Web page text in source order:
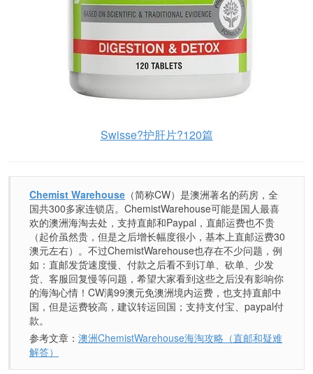
Swisse?护肝片?120篇
Chemist Warehouse （简称CW）是澳洲著名的药房，全
国共300多家连锁店。ChemistWarehouse可能是国人最喜
欢的澳洲海淘去处，支持直邮和Paypal，直邮运费也不贵
（起价虽然贵，但是之后增长幅度很小，基本上直邮运费30
澳元左右）。不过ChemistWarehouse也存在不少问题，例
如：直邮发货速度慢、付款之后看不到订单、砍单、少发
货、客服回复慢等问题，希望大家看到这些之后没有影响你
的海淘心情！CW满99澳元免澳洲境内运费，也支持直邮中
国，但是运费较高，建议转运回国；支持支付宝、paypal付
款。
参考文章： 澳洲ChemistWarehouse海淘攻略（直邮和疑难
解答）